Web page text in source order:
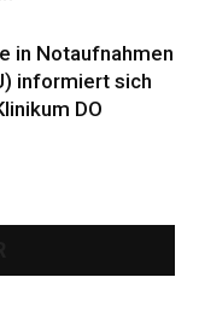
in Notaufnahmen
informiert sich
DO